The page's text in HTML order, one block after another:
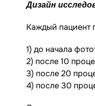
Дизайн
Каждый пациент
1) до начала
2) после 10
3) после 20
4) после 30